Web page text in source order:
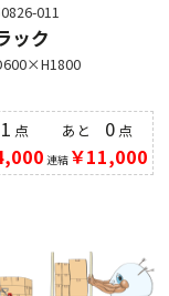
011
ック
1 点 あと 0点
連結￥11,000